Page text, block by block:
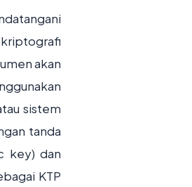
akan
sistem
tanda
key) dan
KTP